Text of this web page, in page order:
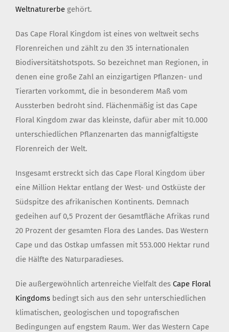
Weltnaturerbe gehört.
Das Cape Floral Kingdom ist eines von weltweit sechs
Florenreichen und zählt zu den 35 internationalen
Biodiversitätshotspots. So bezeichnet man Regionen, in
denen eine große Zahl an einzigartigen Pflanzen- und
Tierarten vorkommt, die in besonderem Maß vom
Aussterben bedroht sind. Flächenmäßig ist das Cape
Floral Kingdom zwar das kleinste, dafür aber mit 10.000
unterschiedlichen Pflanzenarten das mannigfaltigste
Florenreich der Welt.
Insgesamt erstreckt sich das Cape Floral Kingdom über
eine Million Hektar entlang der West- und Ostküste der
Südspitze des afrikanischen Kontinents. Demnach
gedeihen auf 0,5 Prozent der Gesamtfläche Afrikas rund
20 Prozent der gesamten Flora des Landes. Das Western
Cape und das Ostkap umfassen mit 553.000 Hektar rund
die Hälfte des Naturparadieses.
Die außergewöhnlich artenreiche Vielfalt des Cape Floral
Kingdoms bedingt sich aus den sehr unterschiedlichen
klimatischen, geologischen und topografischen
Bedingungen auf engstem Raum. Wer das Western Cape